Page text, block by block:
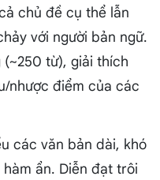
chủ đề cụ thể lẫn
với người bản ngữ.
từ), giải thích
nhược điểm của các
các văn bản dài, khó
ẩn. Diễn đạt trôi